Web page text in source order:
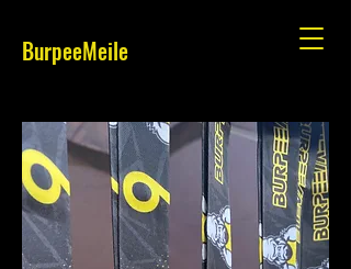
BurpeeMeile